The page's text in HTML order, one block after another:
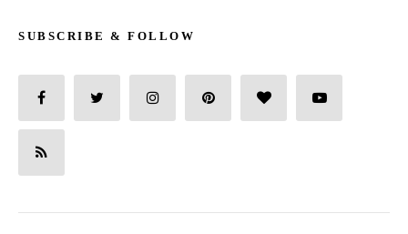
SUBSCRIBE & FOLLOW